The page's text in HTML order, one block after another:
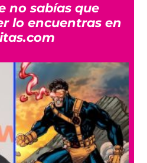
no sabías que
lo encuentras en